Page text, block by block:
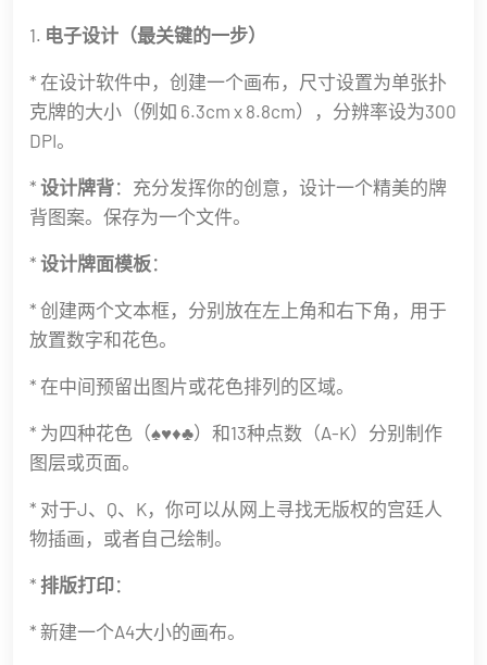
1. 电子设计（最关键的一步）
* 在设计软件中，创建一个画布，尺寸设置为单张扑
克牌的大小（例如 6.3cm x 8.8cm），分辨率设为300
DPI。
* 设计牌背：充分发挥你的创意，设计一个精美的牌
背图案。保存为一个文件。
* 设计牌面模板：
* 创建两个文本框，分别放在左上角和右下角，用于
放置数字和花色。
* 在中间预留出图片或花色排列的区域。
* 为四种花色（♠♥♦♣）和13种点数（A-K）分别制作
图层或页面。
* 对于J、Q、K，你可以从网上寻找无版权的宫廷人
物插画，或者自己绘制。
* 排版打印：
* 新建一个A4大小的画布。